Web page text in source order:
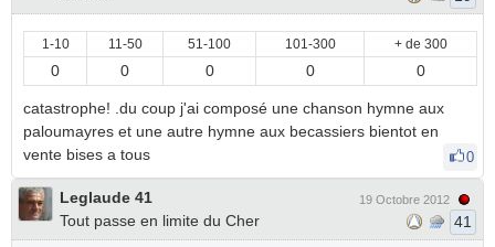
1-10 11-50 51-100 101-300 + de 300
0 0 0 0 0
catastrophe! .du coup j'ai composé une chanson hymne aux
paloumayres et une autre hymne aux becassiers bientot en
vente bises a tous
0
Leglaude 41
Tout passe en limite du Cher
19 Octobre 2012
41